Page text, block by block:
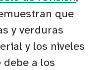
que
y verduras
y los niveles
debe a los